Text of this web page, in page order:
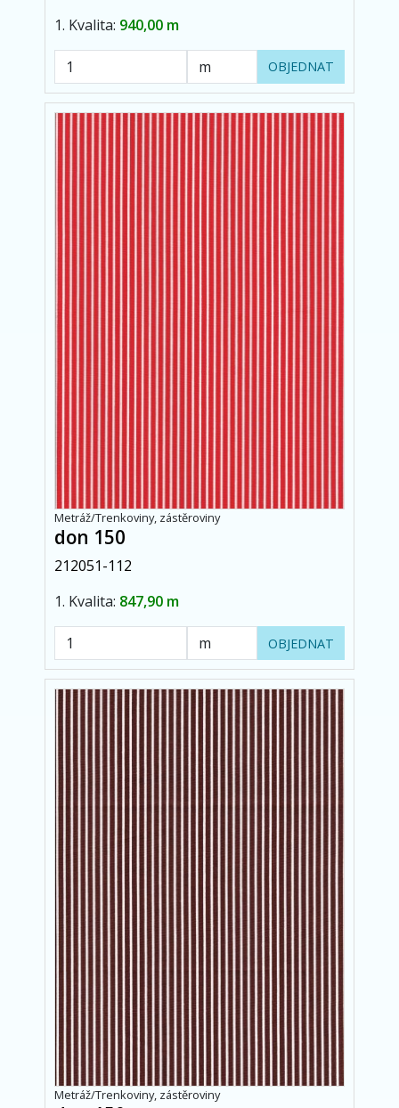
1. Kvalita: 940,00 m
OBJEDNAT
Metráž/Trenkoviny, zástěroviny
don 150
212051-112
1. Kvalita: 847,90 m
OBJEDNAT
Metráž/Trenkoviny, zástěroviny